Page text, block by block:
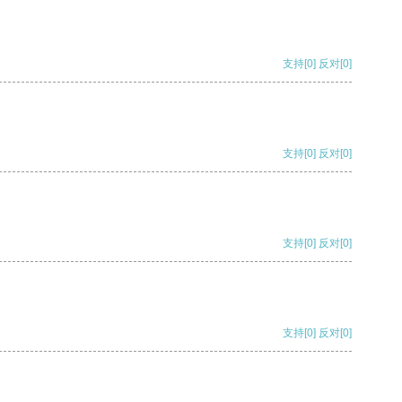
支持[0] 反对[0]
支持[0] 反对[0]
支持[0] 反对[0]
支持[0] 反对[0]